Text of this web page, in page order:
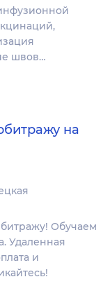
швов…
на
Обучаем
Удаленная
и